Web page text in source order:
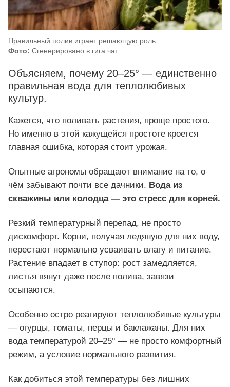
Правильный полив играет решающую роль.
Фото: Сгенерировано в гига чат.
Объясняем, почему 20–25° — единственно
правильная вода для теплолюбивых
культур.
Кажется, что поливать растения, проще простого.
Но именно в этой кажущейся простоте кроется
главная ошибка, которая стоит урожая.
Опытные агрономы обращают внимание на то, о
чём забывают почти все дачники. Вода из
скважины или колодца — это стресс для корней.
Резкий температурный перепад, не просто
дискомфорт. Корни, получая ледяную для них воду,
перестают нормально усваивать влагу и питание.
Растение впадает в ступор: рост замедляется,
листья вянут даже после полива, завязи
осыпаются.
Особенно остро реагируют теплолюбивые культуры
— огурцы, томаты, перцы и баклажаны. Для них
вода температурой 20–25° — не просто комфортный
режим, а условие нормального развития.
Как добиться этой температуры без лишних